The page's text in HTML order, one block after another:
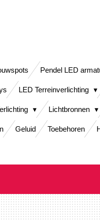
Pendel LED
LED Terreinverlichting
Lichtbronnen
Geluid Toebehoren